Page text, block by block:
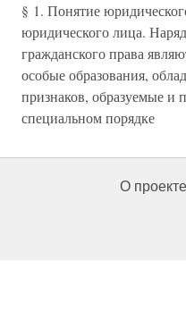
§ 1. Понятие
юридического лица.
гражданского права
особые образования,
признаков, образуемые и
специальном порядке
О проекте